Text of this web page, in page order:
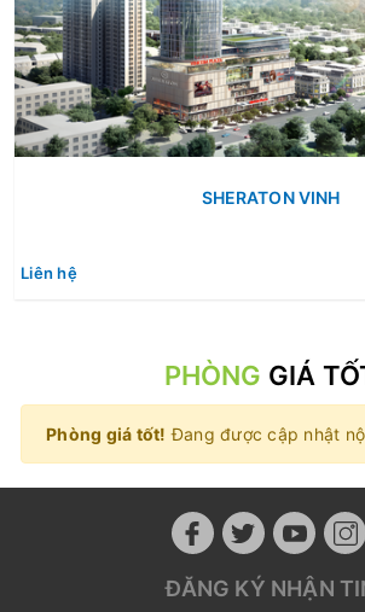
SHERATON VINH
Liên hệ
PHÒNG GIÁ
Phòng giá tốt! Đang được cập nhật
ĐĂNG KÝ NHẬN